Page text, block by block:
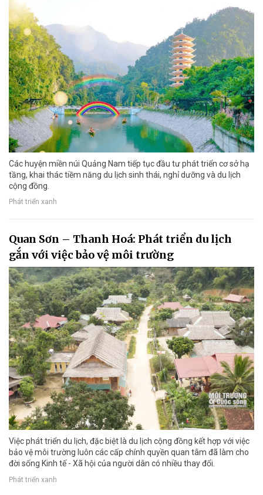
Các huyện miền núi Quảng Nam tiếp tục đầu tư phát triển cơ sở hạ
tầng, khai thác tiềm năng du lịch sinh thái, nghỉ dưỡng và du lịch
cộng đồng.
Phát triển xanh
Quan Sơn – Thanh Hoá: Phát triển du lịch
gắn với việc bảo vệ môi trường
Việc phát triển du lịch, đặc biệt là du lịch cộng đồng kết hợp với việc
bảo vệ môi trường luôn các cấp chính quyền quan tâm đã làm cho
đời sống Kinh tế - Xã hội của người dân có nhiều thay đổi.
Phát triển xanh